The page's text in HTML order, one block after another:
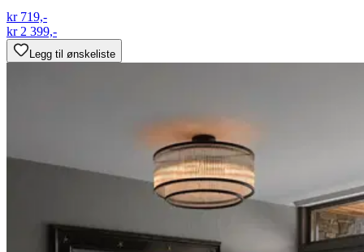
kr 719,-
kr 2 399,-
Legg til ønskeliste